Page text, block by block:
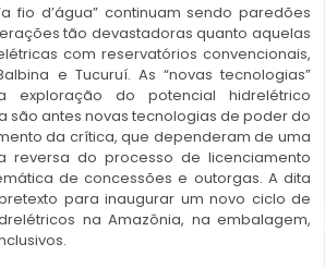
fio d’água” continuam sendo paredões
tão devastadoras quanto aquelas
com reservatórios convencionais,
e Tucuruí. As “novas tecnologias”
exploração do potencial hidrelétrico
são antes novas tecnologias de poder do
da crítica, que dependeram de uma
reversa do processo de licenciamento
de concessões e outorgas. A dita
para inaugurar um novo ciclo de
na Amazônia, na embalagem,